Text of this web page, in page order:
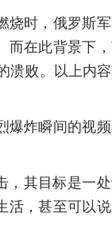
烧时，俄罗斯军
而在此背景下
败。以上内容
爆炸瞬间的视
，其目标是一
活，甚至可以